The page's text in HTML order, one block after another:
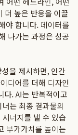
높은 반응을 이끌
야 합니다. 데이터를
나가는 과정은 성공
을 제시하면, 인간
디어를 더해 디자인
다. AI는 반복적이고
는 최종 결과물의
너지를 낼 수 있습
부가가치를 높이는